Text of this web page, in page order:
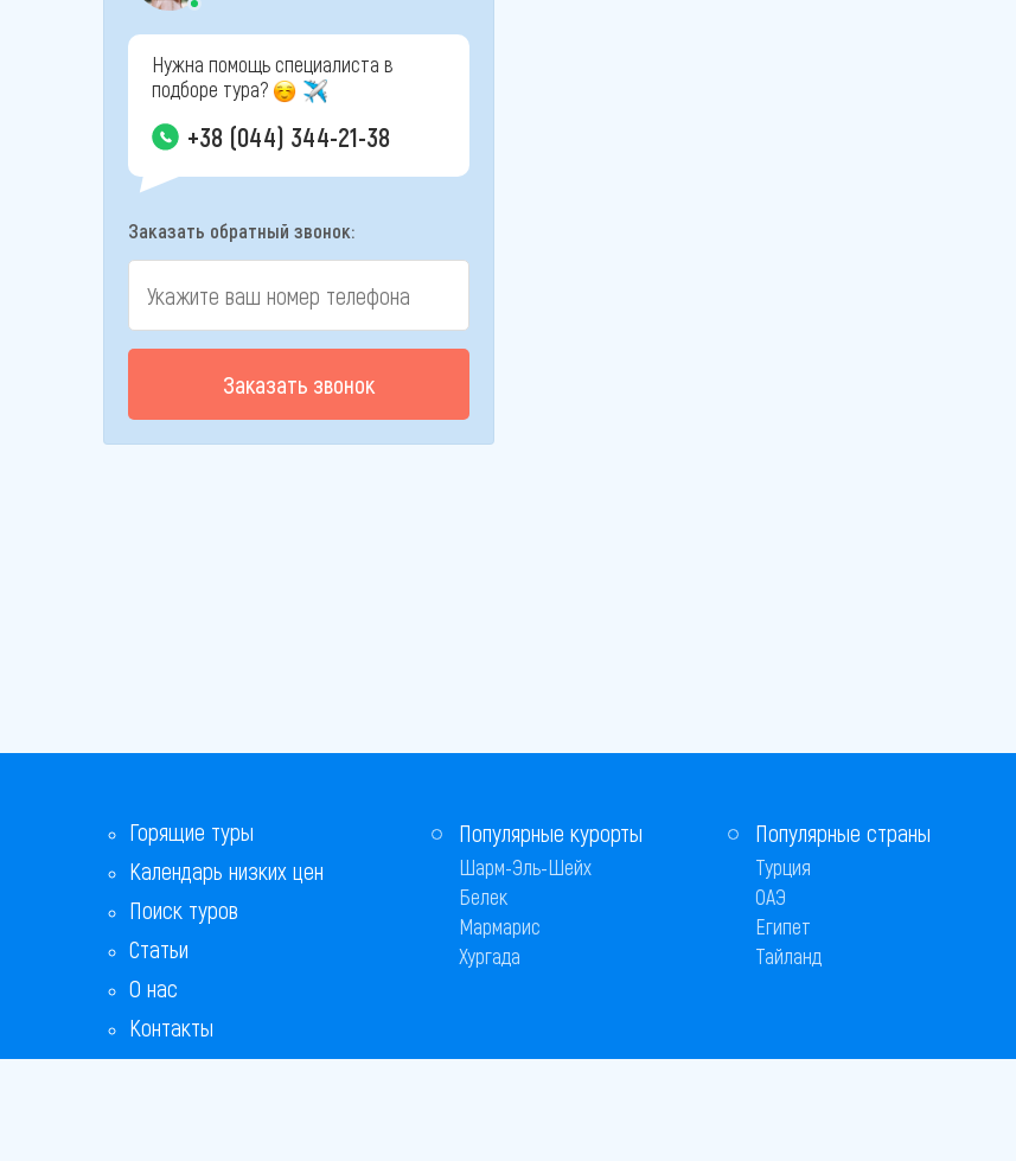
Нужна помощь специалиста в
подборе тура?
+38 (044) 344-21-38
Заказать обратный звонок:
Заказать звонок
Горящие туры
Календарь низких цен
Поиск туров
Статьи
О нас
Контакты
Бонусная программа
Популярные курорты
Шарм-Эль-Шейх
Белек
Мармарис
Хургада
Популярные страны
Турция
ОАЭ
Египет
Тайланд